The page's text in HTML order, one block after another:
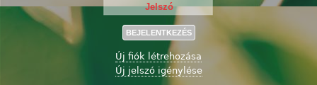
Új fiók létrehozása
Új jelszó igénylése